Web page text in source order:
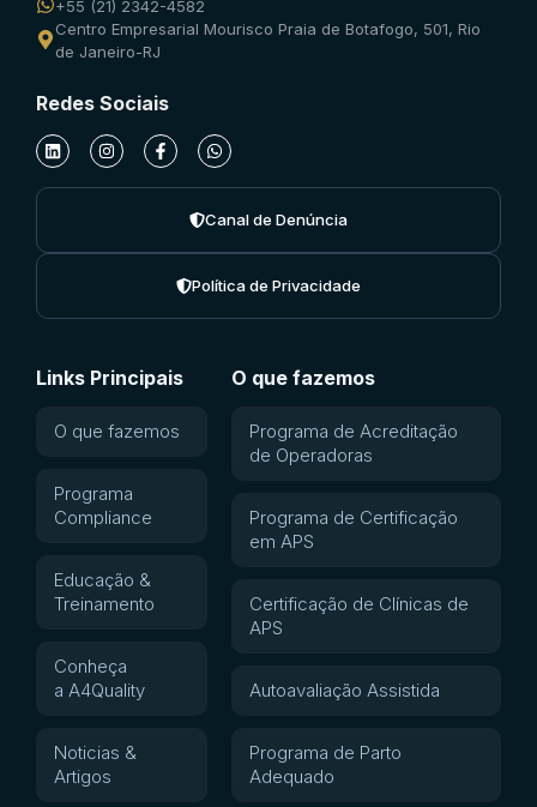
+55 (21) 2342-4582
Centro Empresarial Mourisco Praia de Botafogo, 501, Rio
de Janeiro-RJ
Redes Sociais
Canal de Denúncia
Política de Privacidade
Links Principais
O que fazemos
Programa
Compliance
Educação &
Treinamento
Conheça
a A4Quality
Noticias &
Artigos
O que fazemos
Programa de Acreditação
de Operadoras
Programa de Certificação
em APS
Certificação de Clínicas de
APS
Autoavaliação Assistida
Programa de Parto
Adequado